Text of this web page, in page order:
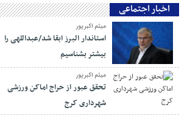
اخبار اجتماعی
میثم اکبرپور
استاندار البرز ابقا شد/عبداللهی را
بیشتر بشناسیم
میثم اکبرپور
تحقق عبور از حراج اماکن ورزشی
شهرداری کرج